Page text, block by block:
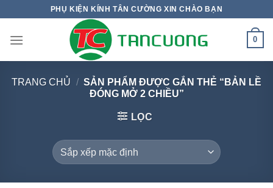
nội
PHỤ KIỆN KÍNH TÂN CƯỜNG XIN CHÀO BẠN
0
TRANG CHỦ / SẢN PHẨM ĐƯỢC GẮN THẺ “BẢN LỀ
ĐÓNG MỞ 2 CHIỀU”
LỌC